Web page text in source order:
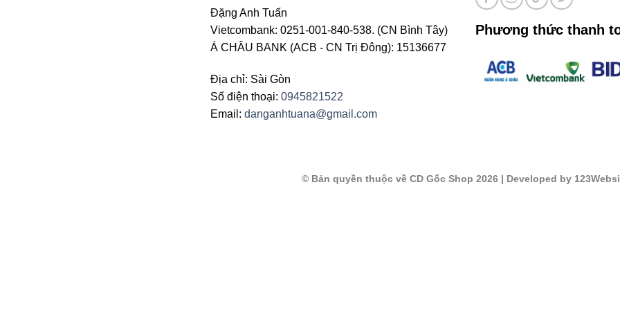
Đặng Anh Tuấn
Vietcombank: 0251-001-840-538. (CN Bình Tây)
Á CHÂU BANK (ACB - CN Trị Đông): 15136677
Địa chỉ: Sài Gòn
Số điện thoại: 0945821522
Email: danganhtuana@gmail.com
Phương thức thanh
© Bản quyền thuộc về CD Gốc Shop 2026| Developed by